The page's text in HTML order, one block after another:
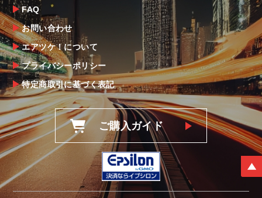
FAQ
お問い合わせ
エアツケ！について
プライバシーポリシー
特定商取引に基づく表記
ご購入ガイド